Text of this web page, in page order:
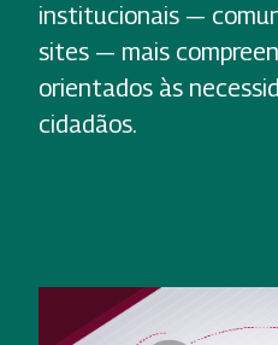
institucionais —
sites — mais
orientados às
cidadãos.